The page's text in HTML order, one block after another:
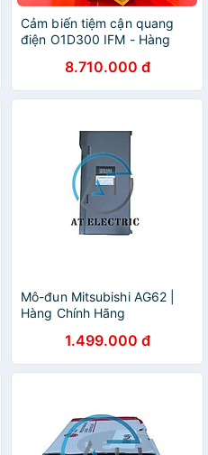
Cảm biến tiệm cận quang
điện O1D300 IFM - Hàng
8.710.000 đ
Mô-đun Mitsubishi AG62 |
Hàng Chính Hãng
1.499.000 đ